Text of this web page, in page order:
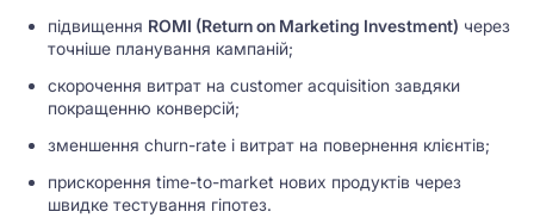
підвищення ROMI (Return on Marketing Investment) через
точніше планування кампаній;
скорочення витрат на customer acquisition завдяки
покращенню конверсій;
зменшення churn-rate і витрат на повернення клієнтів;
прискорення time-to-market нових продуктів через
швидке тестування гіпотез.